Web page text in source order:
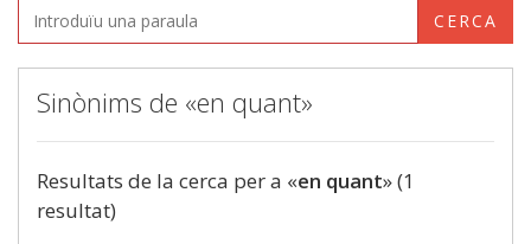
CERCA
Sinònims de «en quant»
Resultats de la cerca per a «en quant» (1
resultat)